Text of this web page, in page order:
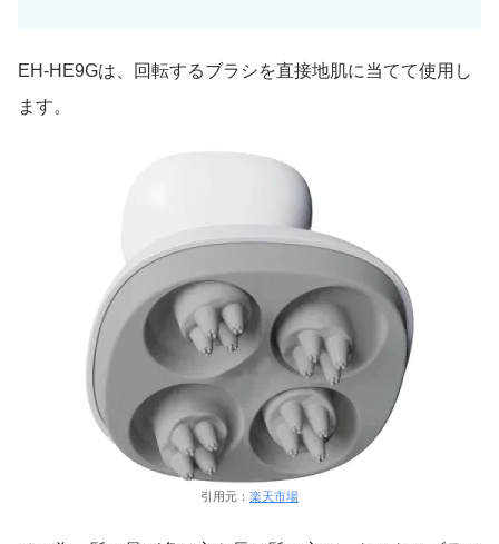
EH-HE9Gは、回転するブラシを直接地肌に当てて使用し
ます。
引用元： 楽天市場